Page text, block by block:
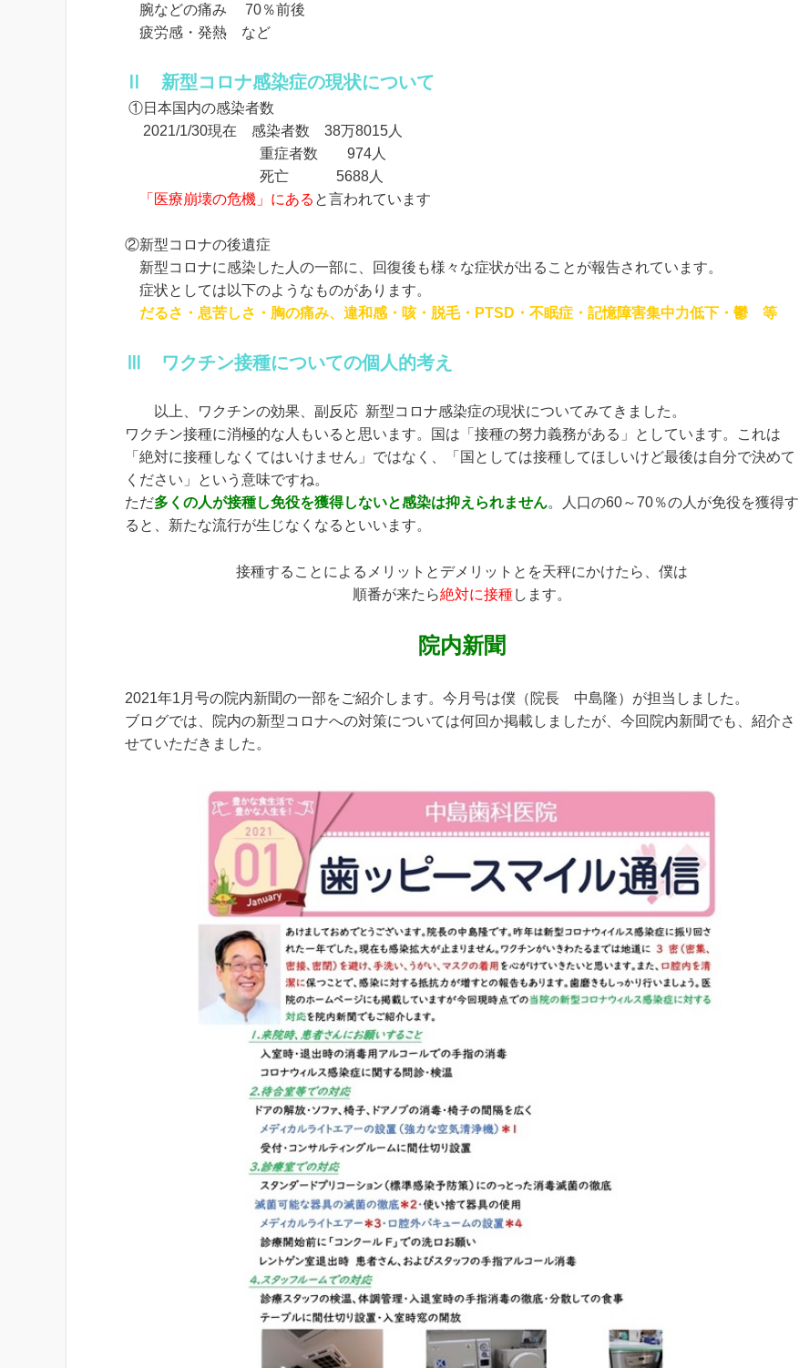
腕などの痛み 70％前後
疲労感・発熱 など
Ⅱ 新型コロナ感染症の現状について
①日本国内の感染者数
2021/1/30現在 感染者数 38万8015人
重症者数 974人
死亡 5688人
「医療崩壊の危機」にある と言われています
②新型コロナの後遺症
新型コロナに感染した人の一部に、回復後も様々な症状が出ることが報告されています。
症状としては以下のようなものがあります。
だるさ・息苦しさ・胸の痛み、違和感・咳・脱毛・PTSD・不眠症・記憶障害集中力低下・鬱 等
Ⅲ ワクチン接種についての個人的考え
以上、ワクチンの効果、副反応 新型コロナ感染症の現状についてみてきました。
ワクチン接種に消極的な人もいると思います。国は「接種の努力義務がある」としています。これは
「絶対に接種しなくてはいけません」ではなく、「国としては接種してほしいけど最後は自分で決めて
ください」という意味ですね。
ただ多くの人が接種し免役を獲得しないと感染は抑えられません。人口の60～70％の人が免役を獲得す
ると、新たな流行が生じなくなるといいます。
接種することによるメリットとデメリットとを天秤にかけたら、僕は
順番が来たら絶対に接種します。
院内新聞
2021年1月号の院内新聞の一部をご紹介します。今月号は僕（院長 中島隆）が担当しました。
ブログでは、院内の新型コロナへの対策については何回か掲載しましたが、今回院内新聞でも、紹介さ
せていただきました。